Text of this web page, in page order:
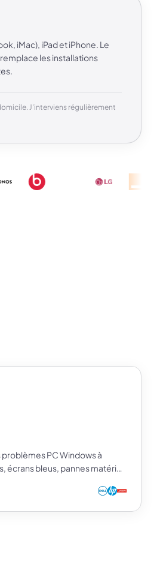
iMac), iPad et iPhone. Le
les installations
J'interviens régulièrement
PC Windows à
écrans bleus, pannes matéri…